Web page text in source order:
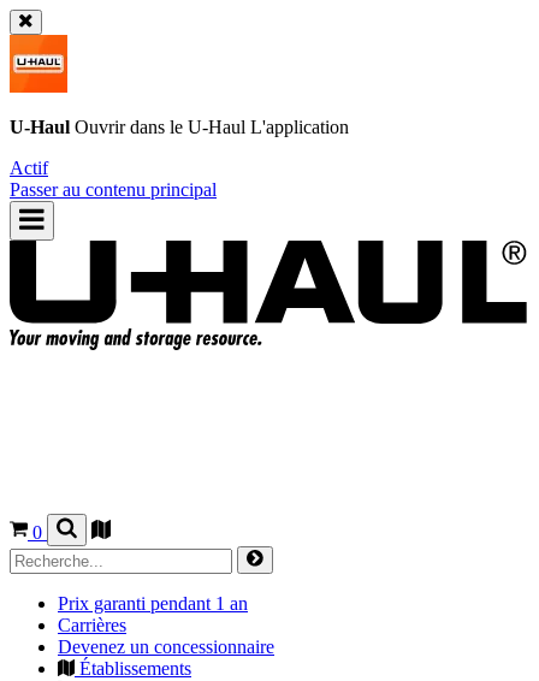
U-Haul Ouvrir dans le U-Haul L'application
Actif
Passer au contenu principal
0
Prix garanti pendant 1 an
Carrières
Devenez un concessionnaire
Établissements